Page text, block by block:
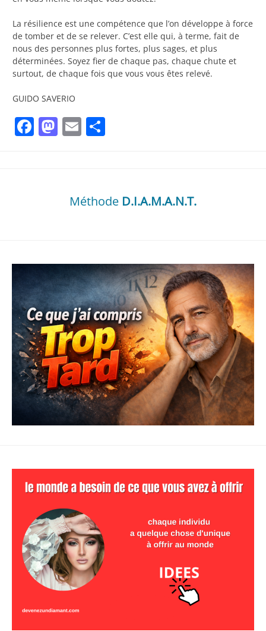
La résilience est une compétence que l’on développe à force
de tomber et de se relever. C’est elle qui, à terme, fait de
nous des personnes plus fortes, plus sages, et plus
déterminées. Soyez fier de chaque pas, chaque chute et
surtout, de chaque fois que vous vous êtes relevé.
GUIDO SAVERIO
Facebook
Mastodon
Email
Méthode D.I.A.M.A.N.T.